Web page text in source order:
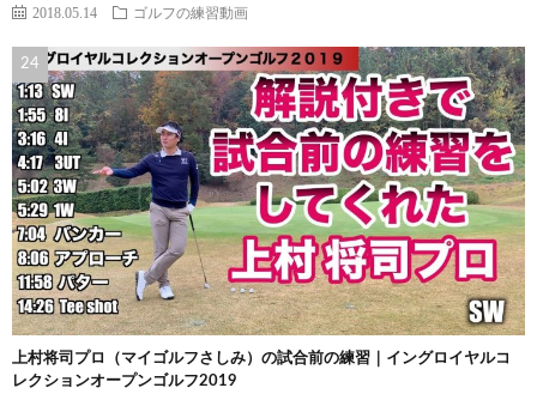
2018.05.14 ゴルフの練習動画
上村将司プロ（マイゴルフさしみ）の試合前の練習｜イングロイヤルコ
レクションオープンゴルフ2019